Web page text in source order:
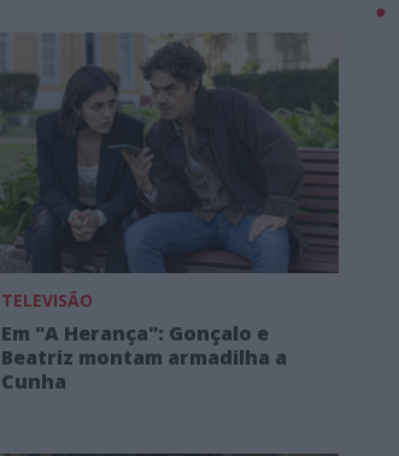
TELEVISÃO
Em "A Herança": Gonçalo e
Beatriz montam armadilha a
Cunha